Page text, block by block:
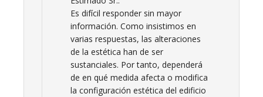
Es difícil responder sin mayor
información. Como insistimos en
varias respuestas, las alteraciones
de la estética han de ser
sustanciales. Por tanto, dependerá
de en qué medida afecta o modifica
la configuración estética del edificio